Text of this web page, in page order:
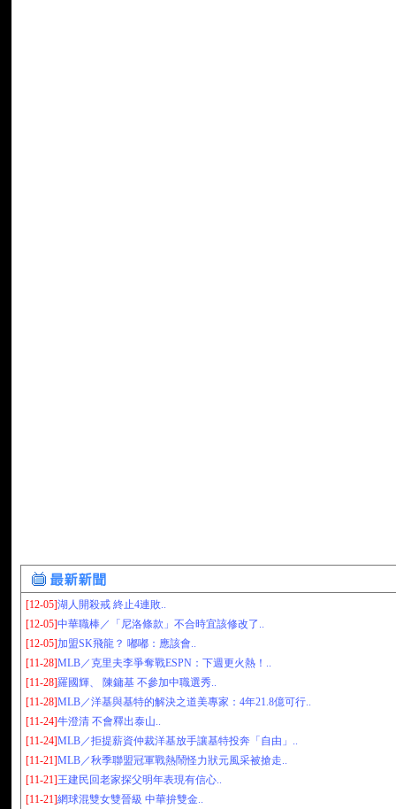
[12-05]湖人開殺戒 終止4連敗..
[12-05]中華職棒／「尼洛條款」不合時宜該修改了..
[12-05]加盟SK飛龍？ 嘟嘟：應該會..
[11-28]MLB／克里夫李爭奪戰ESPN：下週更火熱！..
[11-28]羅國輝、 陳鏞基 不參加中職選秀..
[11-28]MLB／洋基與基特的解決之道美專家：4年21.8億可行..
[11-24]牛澄清 不會釋出泰山..
[11-24]MLB／拒提薪資仲裁洋基放手讓基特投奔「自由」..
[11-21]MLB／秋季聯盟冠軍戰熱鬧怪力狀元風采被搶走..
[11-21]王建民回老家探父明年表現有信心..
[11-21]網球混雙女雙晉級 中華拚雙金..